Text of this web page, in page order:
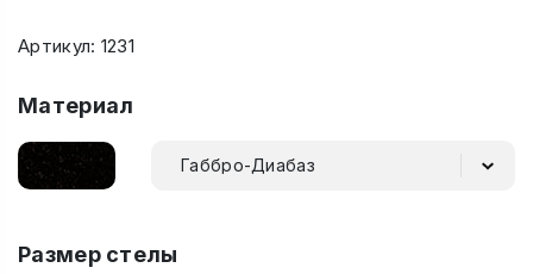
Артикул: 1231
Материал
Габбро-Диабаз
Размер стелы